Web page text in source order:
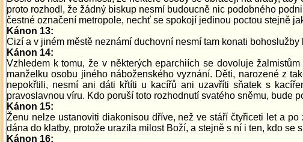
proto rozhodl, že žádný biskup nesmí budoucně nic podobného
čestné označení metropole, nechť se spokojí jedinou poctou stejně
Kánon 13:
Cizí a v jiném městě neznámí duchovní nesmí tam konati
Kánon 14:
Vzhledem k tomu, že v některých eparchiích se dovoluje
manželku osobu jiného náboženského vyznání. Děti, narozené z
nepokřtili, nesmí ani dáti křtíti u kacířů ani uzavříti sňatek s
pravoslavnou víru. Kdo poruší toto rozhodnutí svatého sněmu, bude
Kánon 15:
Ženu nelze ustanoviti diakonisou dříve, než ve stáří čtyřiceti let a
dána do klatby, protože urazila milost Boží, a stejně s ní i ten, kdo se
Kánon 16: